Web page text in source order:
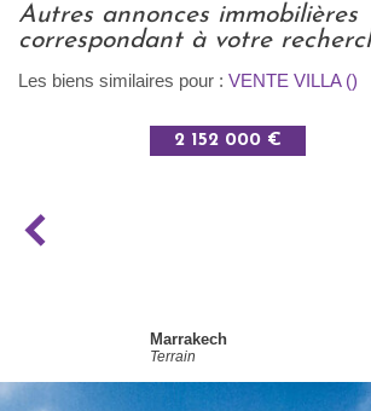
autres annonces immobilières
correspondant à votre
Les biens similaires pour : VENTE VILLA ()
2 152 000 €
Marrakech
Terrain